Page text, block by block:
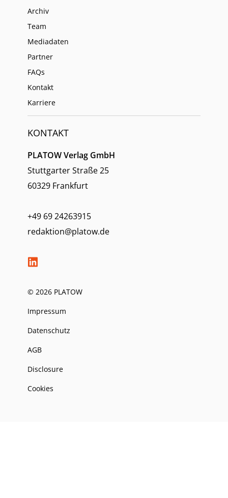
Archiv
Team
Mediadaten
Partner
FAQs
Kontakt
Karriere
KONTAKT
PLATOW Verlag GmbH
Stuttgarter Straße 25
60329 Frankfurt
+49 69 24263915
redaktion@platow.de
© 2026 PLATOW
Impressum
Datenschutz
AGB
Disclosure
Cookies